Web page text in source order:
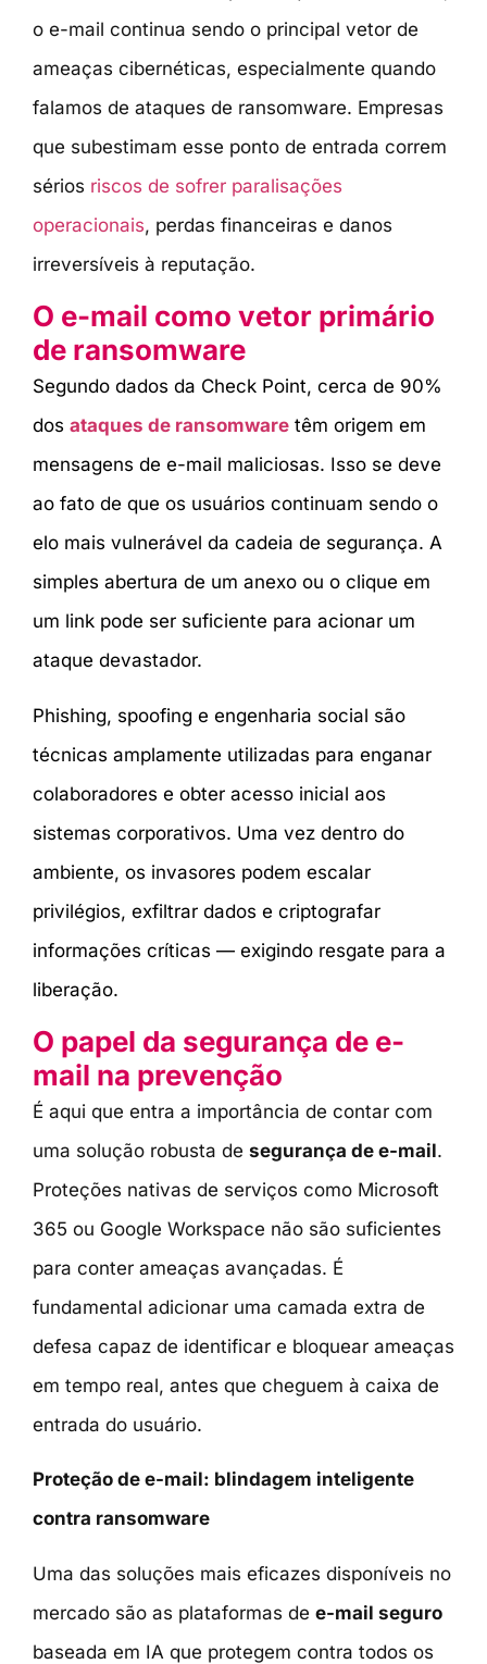
o e-mail continua sendo o principal vetor de
ameaças cibernéticas, especialmente quando
falamos de ataques de ransomware. Empresas
que subestimam esse ponto de entrada correm
sérios riscos de sofrer paralisações
operacionais, perdas financeiras e danos
irreversíveis à reputação.
O e-mail como vetor primário
de ransomware
Segundo dados da Check Point, cerca de 90%
dos ataques de ransomware têm origem em
mensagens de e-mail maliciosas. Isso se deve
ao fato de que os usuários continuam sendo o
elo mais vulnerável da cadeia de segurança. A
simples abertura de um anexo ou o clique em
um link pode ser suficiente para acionar um
ataque devastador.
Phishing, spoofing e engenharia social são
técnicas amplamente utilizadas para enganar
colaboradores e obter acesso inicial aos
sistemas corporativos. Uma vez dentro do
ambiente, os invasores podem escalar
privilégios, exfiltrar dados e criptografar
informações críticas — exigindo resgate para a
liberação.
O papel da segurança de e-
mail na prevenção
É aqui que entra a importância de contar com
uma solução robusta de segurança de e-mail.
Proteções nativas de serviços como Microsoft
365 ou Google Workspace não são suficientes
para conter ameaças avançadas. É
fundamental adicionar uma camada extra de
defesa capaz de identificar e bloquear ameaças
em tempo real, antes que cheguem à caixa de
entrada do usuário.
Proteção de e-mail: blindagem inteligente
contra ransomware
Uma das soluções mais eficazes disponíveis no
mercado são as plataformas de e-mail seguro
baseada em IA que protegem contra todos os